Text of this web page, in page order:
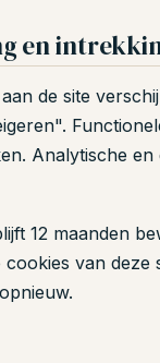
en
de site
Analytische
12 maanden
van